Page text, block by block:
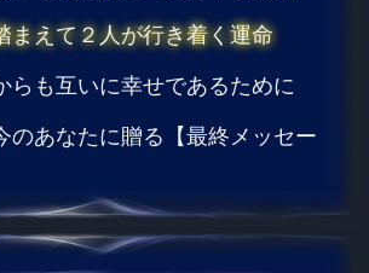
まえて２人が行き着く運命
らも互いに幸せであるために
のあなたに贈る【最終メッセー